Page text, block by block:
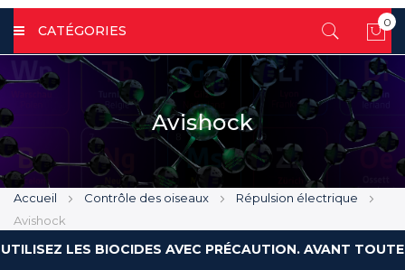
CATÉGORIES
0
Avishock
Accueil Contrôle des oiseaux
Répulsion électrique
Avishock
UTILISEZ LES BIOCIDES AVEC PRÉCAUTION. AVANT TOUTE